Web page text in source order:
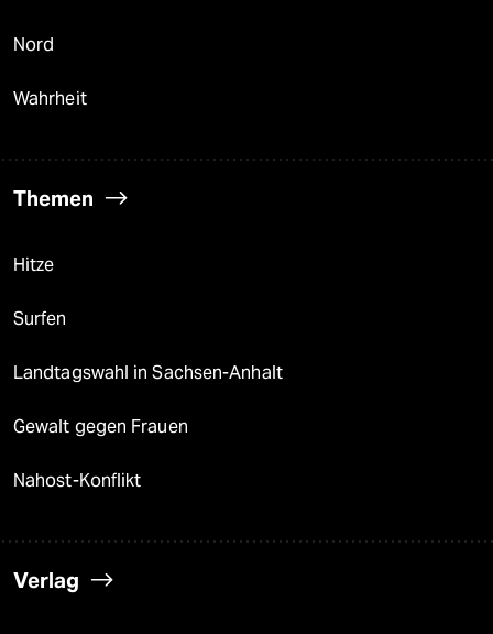
Nord
Wahrheit
Themen
Hitze
Surfen
Landtagswahl in Sachsen-Anhalt
Gewalt gegen Frauen
Nahost-Konflikt
Verlag